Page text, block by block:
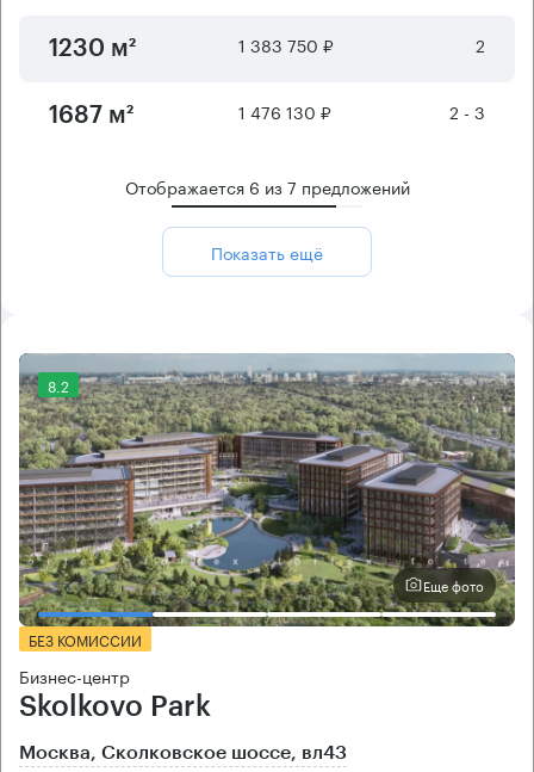
1230 м² 1 383 750 ₽ 2
1687 м² 1 476 130 ₽ 2 - 3
Отображается 6 из7 предложений
Показать ещё
8.2
Еще фото
БЕЗ КОМИССИИ
Бизнес-центр
Skolkovo Park
Москва, Сколковское шоссе, вл43